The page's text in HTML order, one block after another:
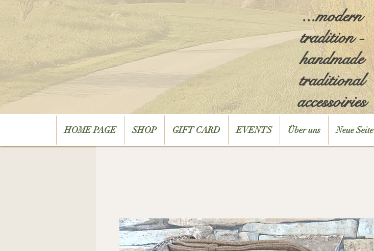
...modern
tradition -
handmade
traditional
accessoiries
HOME PAGE SHOP GIFT CARD EVENTS Über uns Neue Seite